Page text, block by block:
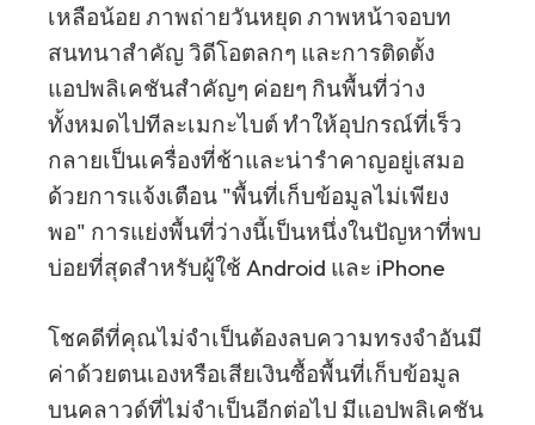
เหลือน้อย ภาพถ่ายวันหยุด ภาพหน้าจอบท
สนทนาสำคัญ วิดีโอตลกๆ และการติดตั้ง
แอปพลิเคชันสำคัญๆ ค่อยๆ กินพื้นที่ว่าง
ทั้งหมดไปทีละเมกะไบต์ ทำให้อุปกรณ์ที่เร็ว
กลายเป็นเครื่องที่ช้าและน่ารำคาญอยู่เสมอ
ด้วยการแจ้งเตือน "พื้นที่เก็บข้อมูลไม่เพียง
พอ" การแย่งพื้นที่ว่างนี้เป็นหนึ่งในปัญหาที่พบ
บ่อยที่สุดสำหรับผู้ใช้ Android และ iPhone
โชคดีที่คุณไม่จำเป็นต้องลบความทรงจำอันมี
ค่าด้วยตนเองหรือเสียเงินซื้อพื้นที่เก็บข้อมูล
บนคลาวด์ที่ไม่จำเป็นอีกต่อไป มีแอปพลิเคชัน